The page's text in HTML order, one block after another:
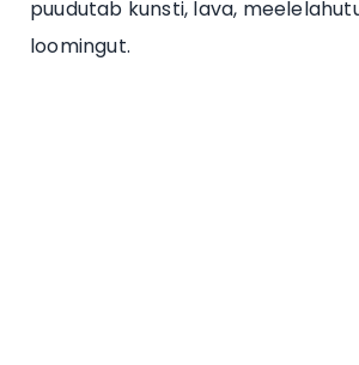
puudutab kunsti, lava,
loomingut.